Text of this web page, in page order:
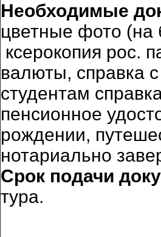
Необходимые
цветные фото
ксерокопия рос.
валюты, справка
студентам
пенсионное
рождении,
нотариально
Срок подачи
тура.